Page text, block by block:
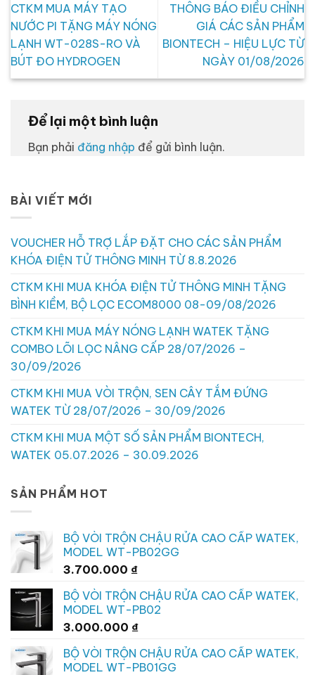
CTKM MUA MÁY TẠO
NƯỚC PI TẶNG MÁY NÓNG
LẠNH WT-028S-RO VÀ
BÚT ĐO HYDROGEN
THÔNG BÁO ĐIỀU CHỈNH
GIÁ CÁC SẢN PHẨM
BIONTECH – HIỆU LỰC TỪ
NGÀY 01/08/2026
Để lại một bình luận
Bạn phải đăng nhập để gửi bình luận.
BÀI VIẾT MỚI
VOUCHER HỖ TRỢ LẮP ĐẶT CHO CÁC SẢN PHẨM
KHÓA ĐIỆN TỬ THÔNG MINH TỪ 8.8.2026
CTKM KHI MUA KHÓA ĐIỆN TỬ THÔNG MINH TẶNG
BÌNH KIỀM, BỘ LỌC ECOM8000 08-09/08/2026
CTKM KHI MUA MÁY NÓNG LẠNH WATEK TẶNG
COMBO LÕI LỌC NÂNG CẤP 28/07/2026 –
30/09/2026
CTKM KHI MUA VÒI TRỘN, SEN CÂY TẮM ĐỨNG
WATEK TỪ 28/07/2026 – 30/09/2026
CTKM KHI MUA MỘT SỐ SẢN PHẨM BIONTECH,
WATEK 05.07.2026 – 30.09.2026
SẢN PHẨM HOT
BỘ VÒI TRỘN CHẬU RỬA CAO CẤP WATEK,
MODEL WT-PB02GG
3.700.000 ₫
BỘ VÒI TRỘN CHẬU RỬA CAO CẤP WATEK,
MODEL WT-PB02
3.000.000 ₫
BỘ VÒI TRỘN CHẬU RỬA CAO CẤP WATEK,
MODEL WT-PB01GG